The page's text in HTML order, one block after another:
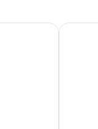
Pacific